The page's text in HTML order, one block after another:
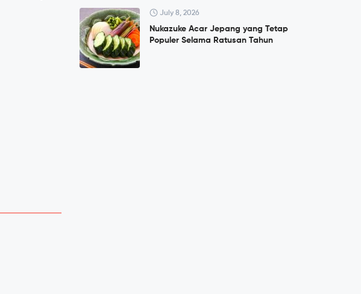
July 8, 2026
Nukazuke Acar Jepang yang Tetap
Populer Selama Ratusan Tahun